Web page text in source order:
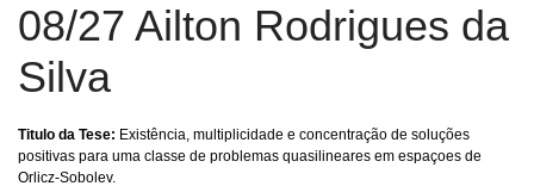
08/27 Ailton Rodrigues da
Silva
Titulo da Tese: Existência, multiplicidade e concentração de soluções
positivas para uma classe de problemas quasilineares em espaçoes de
Orlicz-Sobolev.